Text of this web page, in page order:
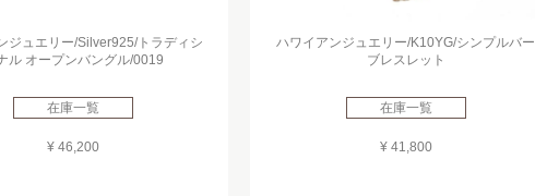
ジュエリー/Silver925/トラディシ
ル オープンバングル/0019
在庫一覧
¥ 46,200
ハワイアンジュエリー/K10YG/シンプルバー
ブレスレット
在庫一覧
¥ 41,800